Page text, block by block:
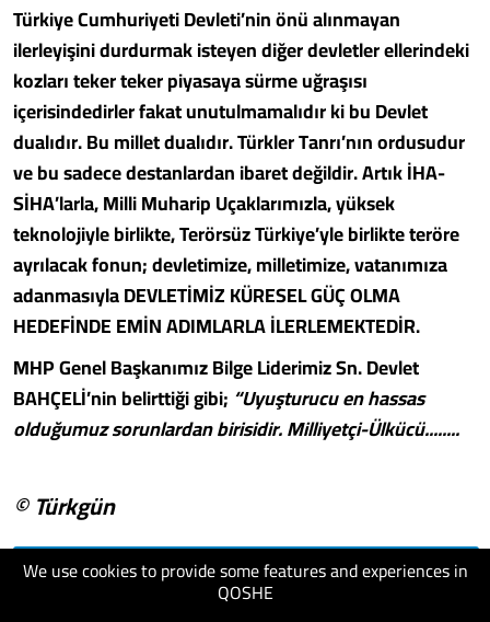
We use cookies to provide some features and experiences in
QOSHE
Türkiye Cumhuriyeti Devleti’nin önü alınmayan
ilerleyişini durdurmak isteyen diğer devletler ellerindeki
kozları teker teker piyasaya sürme uğraşısı
içerisindedirler fakat unutulmamalıdır ki bu Devlet
dualıdır. Bu millet dualıdır. Türkler Tanrı’nın ordusudur
ve bu sadece destanlardan ibaret değildir. Artık İHA-
SİHA’larla, Milli Muharip Uçaklarımızla, yüksek
teknolojiyle birlikte, Terörsüz Türkiye’yle birlikte teröre
ayrılacak fonun; devletimize, milletimize, vatanımıza
adanmasıyla DEVLETİMİZ KÜRESEL GÜÇ OLMA
HEDEFİNDE EMİN ADIMLARLA İLERLEMEKTEDİR.
MHP Genel Başkanımız Bilge Liderimiz Sn. Devlet
BAHÇELİ’nin belirttiği gibi; “Uyuşturucu en hassas
olduğumuz sorunlardan birisidir. Milliyetçi-Ülkücü........
© Türkgün
visit website